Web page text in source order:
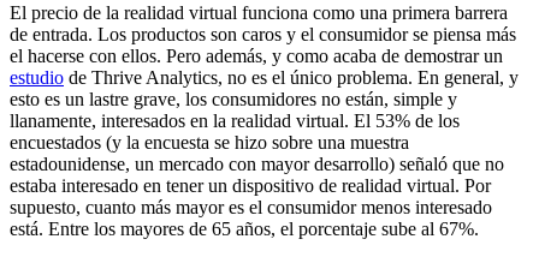
El precio de la realidad virtual funciona como una primera barrera
de entrada. Los productos son caros y el consumidor se piensa más
el hacerse con ellos. Pero además, y como acaba de demostrar un
estudio de Thrive Analytics, no es el único problema. En general, y
esto es un lastre grave, los consumidores no están, simple y
llanamente, interesados en la realidad virtual. El 53% de los
encuestados (y la encuesta se hizo sobre una muestra
estadounidense, un mercado con mayor desarrollo) señaló que no
estaba interesado en tener un dispositivo de realidad virtual. Por
supuesto, cuanto más mayor es el consumidor menos interesado
está. Entre los mayores de 65 años, el porcentaje sube al 67%.